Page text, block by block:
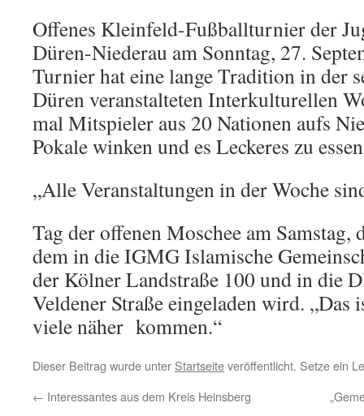
Offenes Kleinfeld-Fußballturnier der
Düren-Niederau am Sonntag, 27.
Turnier hat eine lange Tradition in der
Düren veranstalteten Interkulturellen
mal Mitspieler aus 20 Nationen aufs
Pokale winken und es Leckeres zu
„Alle Veranstaltungen in der Woche
Tag der offenen Moschee am
dem in die IGMG Islamische
der Kölner Landstraße 100 und in die
Veldener Straße eingeladen wird. „Das
viele näher kommen.“
Dieser Beitrag wurde unter Startseiteveröffentlicht. Setze ein
← Interessantes aus dem Kreis Heinsberg